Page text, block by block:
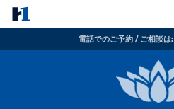
電話でのご予約 / ご相談は: